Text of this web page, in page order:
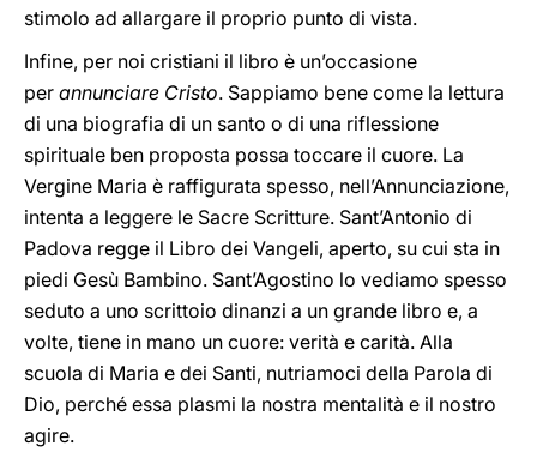
stimolo ad allargare il proprio punto di vista.
Infine, per noi cristiani il libro è un’occasione
per annunciare Cristo. Sappiamo bene come la lettura
di una biografia di un santo o di una riflessione
spirituale ben proposta possa toccare il cuore. La
Vergine Maria è raffigurata spesso, nell’Annunciazione,
intenta a leggere le Sacre Scritture. Sant’Antonio di
Padova regge il Libro dei Vangeli, aperto, su cui sta in
piedi Gesù Bambino. Sant’Agostino lo vediamo spesso
seduto a uno scrittoio dinanzi a un grande libro e, a
volte, tiene in mano un cuore: verità e carità. Alla
scuola di Maria e dei Santi, nutriamoci della Parola di
Dio, perché essa plasmi la nostra mentalità e il nostro
agire.